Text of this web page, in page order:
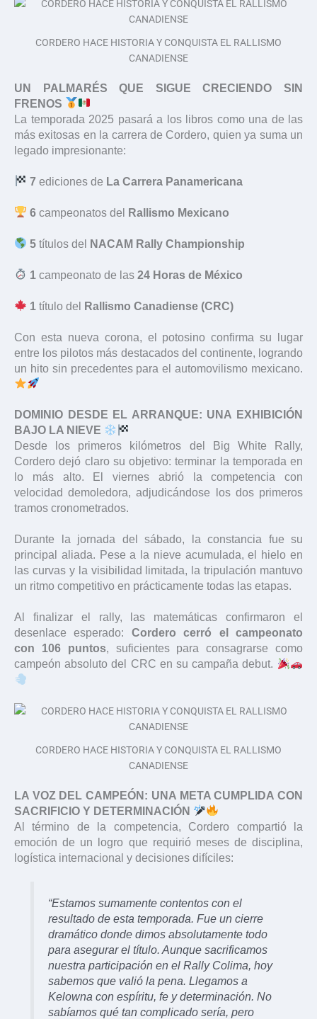
CORDERO HACE HISTORIA Y CONQUISTA EL RALLISMO
CANADIENSE
UN PALMARÉS QUE SIGUE CRECIENDO SIN
FRENOS
La temporada 2025 pasará a los libros como una de las
más exitosas en la carrera de Cordero, quien ya suma un
legado impresionante:
7 ediciones de La Carrera Panamericana
6 campeonatos del Rallismo Mexicano
5 títulos del NACAM Rally Championship
1 campeonato de las24 Horas de México
1 título del Rallismo Canadiense (CRC)
Con esta nueva corona, el potosino confirma su lugar
entre los pilotos más destacados del continente, logrando
un hito sin precedentes para el automovilismo mexicano.
DOMINIO DESDE EL ARRANQUE: UNA EXHIBICIÓN
BAJO LA NIEVE
Desde los primeros kilómetros del Big White Rally,
Cordero dejó claro su objetivo: terminar la temporada en
lo más alto. El viernes abrió la competencia con
velocidad demoledora, adjudicándose los dos primeros
tramos cronometrados.
Durante la jornada del sábado, la constancia fue su
principal aliada. Pese a la nieve acumulada, el hielo en
las curvas y la visibilidad limitada, la tripulación mantuvo
un ritmo competitivo en prácticamente todas las etapas.
Al finalizar el rally, las matemáticas confirmaron el
desenlace esperado: Cordero cerró el campeonato
con 106 puntos, suficientes para consagrarse como
campeón absoluto del CRC en su campaña debut.
CORDERO HACE HISTORIA Y CONQUISTA EL RALLISMO
CANADIENSE
LA VOZ DEL CAMPEÓN: UNA META CUMPLIDA CON
SACRIFICIO Y DETERMINACIÓN
Al término de la competencia, Cordero compartió la
emoción de un logro que requirió meses de disciplina,
logística internacional y decisiones difíciles:
“Estamos sumamente contentos con el
resultado de esta temporada. Fue un cierre
dramático donde dimos absolutamente todo
para asegurar el título. Aunque sacrificamos
nuestra participación en el Rally Colima, hoy
sabemos que valió la pena. Llegamos a
Kelowna con espíritu, fe y determinación. No
sabíamos qué tan complicado sería, pero